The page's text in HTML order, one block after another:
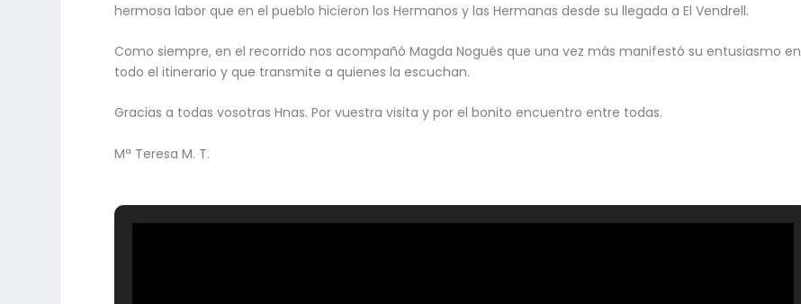
hermosa labor que en el pueblo hicieron los Hermanos y las Hermanas desde su llegada a El Vendrell.
Como siempre, en el recorrido nos acompañó Magda Nogués que una vez más manifestó su entusiasmo en
todo el itinerario y que transmite a quienes la escuchan.
Gracias a todas vosotras Hnas. Por vuestra visita y por el bonito encuentro entre todas.
Mª Teresa M. T.